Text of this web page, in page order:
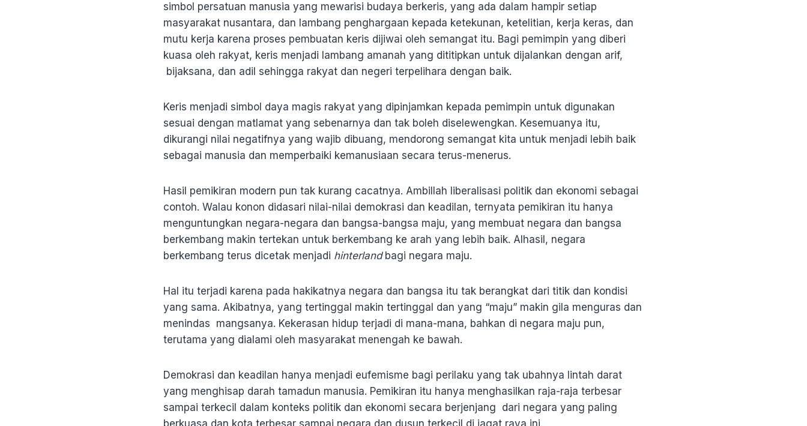
simbol persatuan manusia yang mewarisi budaya berkeris, yang ada dalam hampir setiap
masyarakat nusantara, dan lambang penghargaan kepada ketekunan, ketelitian, kerja keras, dan
mutu kerja karena proses pembuatan keris dijiwai oleh semangat itu. Bagi pemimpin yang diberi
kuasa oleh rakyat, keris menjadi lambang amanah yang dititipkan untuk dijalankan dengan arif,
bijaksana, dan adil sehingga rakyat dan negeri terpelihara dengan baik.
Keris menjadi simbol daya magis rakyat yang dipinjamkan kepada pemimpin untuk digunakan
sesuai dengan matlamat yang sebenarnya dan tak boleh diselewengkan. Kesemuanya itu,
dikurangi nilai negatifnya yang wajib dibuang, mendorong semangat kita untuk menjadi lebih baik
sebagai manusia dan memperbaiki kemanusiaan secara terus-menerus.
Hasil pemikiran modern pun tak kurang cacatnya. Ambillah liberalisasi politik dan ekonomi sebagai
contoh. Walau konon didasari nilai-nilai demokrasi dan keadilan, ternyata pemikiran itu hanya
menguntungkan negara-negara dan bangsa-bangsa maju, yang membuat negara dan bangsa
berkembang makin tertekan untuk berkembang ke arah yang lebih baik. Alhasil, negara
berkembang terus dicetak menjadi hinterlandbagi negara maju.
Hal itu terjadi karena pada hakikatnya negara dan bangsa itu tak berangkat dari titik dan kondisi
yang sama. Akibatnya, yang tertinggal makin tertinggal dan yang “maju” makin gila menguras dan
menindas mangsanya. Kekerasan hidup terjadi di mana-mana, bahkan di negara maju pun,
terutama yang dialami oleh masyarakat menengah ke bawah.
Demokrasi dan keadilan hanya menjadi eufemisme bagi perilaku yang tak ubahnya lintah darat
yang menghisap darah tamadun manusia. Pemikiran itu hanya menghasilkan raja-raja terbesar
sampai terkecil dalam konteks politik dan ekonomi secara berjenjang dari negara yang paling